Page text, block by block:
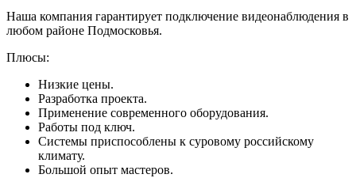
Наша компания гарантирует подключение видеонаблюдения в
любом районе Подмосковья.
Плюсы:
Низкие цены.
Разработка проекта.
Применение современного оборудования.
Работы под ключ.
Системы приспособлены к суровому российскому
климату.
Большой опыт мастеров.